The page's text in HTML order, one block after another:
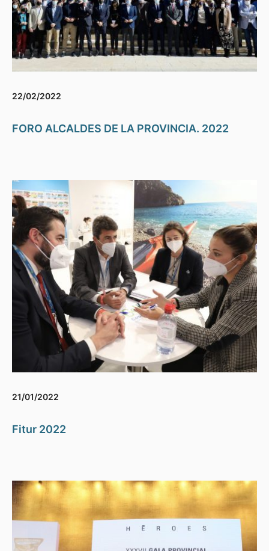
22/02/2022
FORO ALCALDES DE LA PROVINCIA. 2022
21/01/2022
Fitur 2022